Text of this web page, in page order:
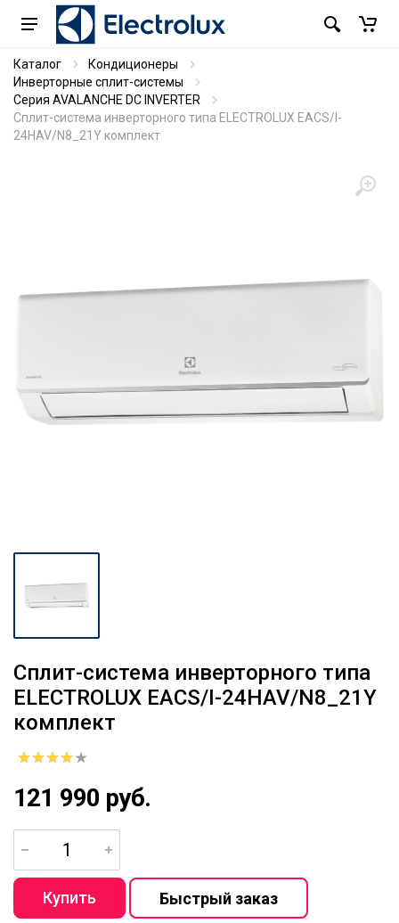
Каталог
Кондиционеры
Инверторные сплит-системы
Серия AVALANCHE DC INVERTER
Сплит-система инверторного типа ELECTROLUX EACS/I-
24HAV/N8_21Y комплект
Сплит-система инверторного типа
ELECTROLUX EACS/I-24HAV/N8_21Y
комплект
121 990 руб.